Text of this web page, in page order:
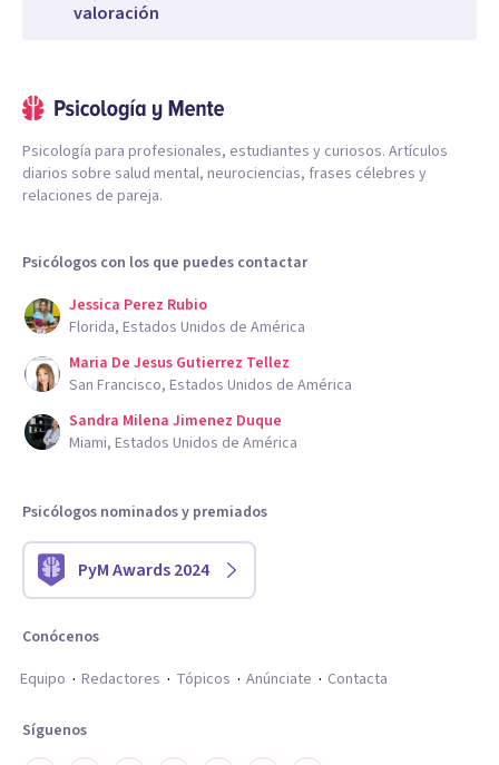
valoración
Psicología para profesionales, estudiantes y curiosos. Artículos
diarios sobre salud mental, neurociencias, frases célebres y
relaciones de pareja.
Psicólogos con los que puedes contactar
Jessica Perez Rubio
Florida, Estados Unidos de América
Maria De Jesus Gutierrez Tellez
San Francisco, Estados Unidos de América
Sandra Milena Jimenez Duque
Miami, Estados Unidos de América
Psicólogos nominados y premiados
PyM Awards 2024
Conócenos
Equipo
Redactores Tópicos Anúnciate Contacta
Síguenos